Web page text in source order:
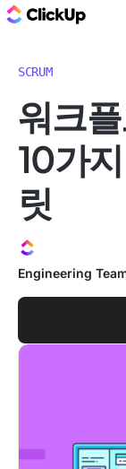
SCRUM
워크
10가
릿
Engineering